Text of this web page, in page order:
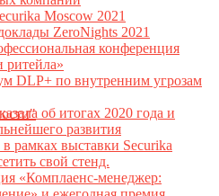
Moscow 2021
ZeroNights 2021
конференция
ритейла»
DLP+ по внутренним угрозам
об итогах 2020 года и
развития
рамках выставки Securika
свой стенд.
«Комплаенс-менеджер: